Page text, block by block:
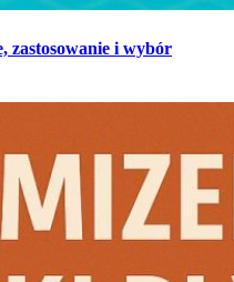
zastosowanie i wybór